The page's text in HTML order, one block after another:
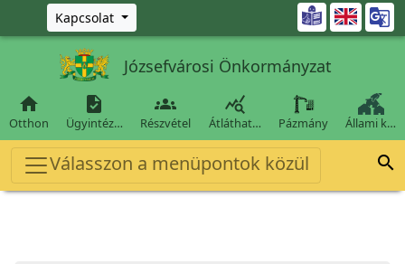
Ugrás a fő tartalomra
Kapcsolat 
Józsefvárosi Önkormányzat

Otthon

Ügyintéz…

Részvétel

Átláthat… Pázmány Állami k…
Válasszon a menüpontok közül 